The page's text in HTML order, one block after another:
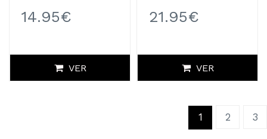
14.95€
VER
21.95€
VER
1(current)
2 3